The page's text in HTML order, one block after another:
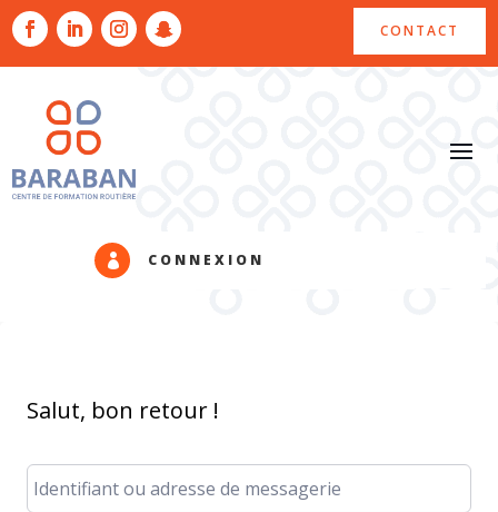
CONTACT
 CONNEXION
Salut, bon retour !